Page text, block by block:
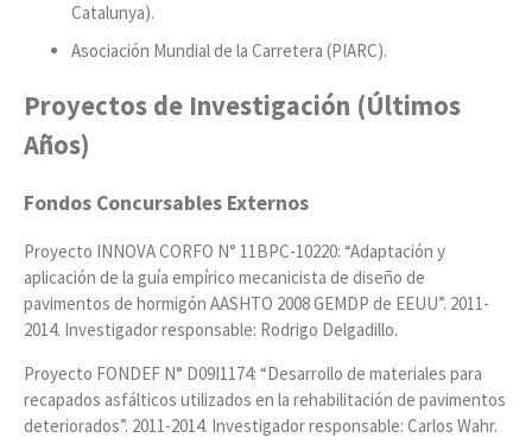
Catalunya).
Asociación Mundial de la Carretera (PIARC).
Proyectos de Investigación (Últimos
Años)
Fondos Concursables Externos
Proyecto INNOVA CORFO N° 11BPC-10220: “Adaptación y
aplicación de la guía empírico mecanicista de diseño de
pavimentos de hormigón AASHTO 2008 GEMDP de EEUU”. 2011-
2014. Investigador responsable: Rodrigo Delgadillo.
Proyecto FONDEF N° D09I1174: “Desarrollo de materiales para
recapados asfálticos utilizados en la rehabilitación de pavimentos
deteriorados”. 2011-2014. Investigador responsable: Carlos Wahr.